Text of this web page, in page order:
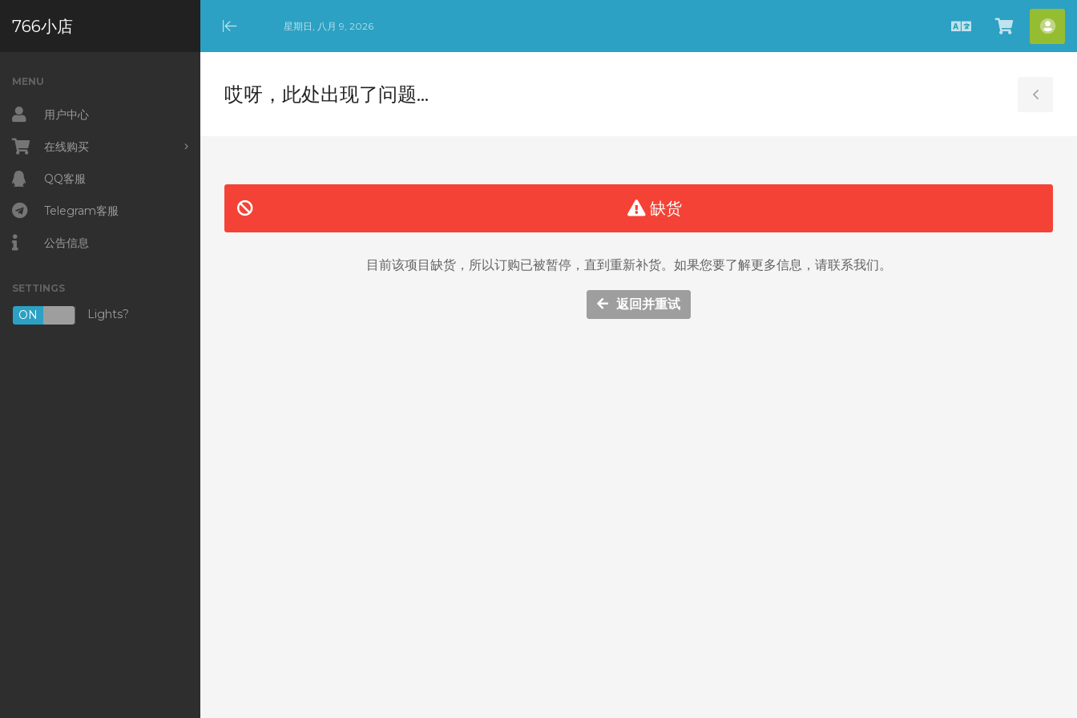
Minimize
Menu
星期日, 八月 9, 2026
中
文
查
看
账
户
766小店
MENU
用户中心
在线购买
浏览全部
QQ客服
Telegram客服
公告信息
SETTINGS
ON OFF
Lights?
哎呀，此处出现了问题…
缺货
目前该项目缺货，所以订购已被暂停，直到重新补货。如果您要了解更多信息，请联系我们。
返回并重试